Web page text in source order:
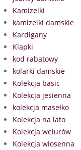
Kamizelki
kamizelki damskie
Kardigany
Klapki
kod rabatowy
kolarki damskie
Kolekcja basic
Kolekcja jesienna
kolekcja masełko
Kolekcja na lato
Kolekcja welurów
Kolekcja wiosenna